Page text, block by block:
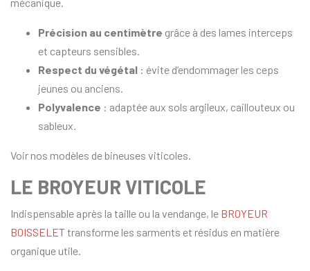
Précision au centimètre grâce à des lames interceps
et capteurs sensibles.
Respect du végétal : évite d’endommager les ceps
jeunes ou anciens.
Polyvalence : adaptée aux sols argileux, caillouteux ou
sableux.
Voir nos modèles de bineuses viticoles.
LE BROYEUR VITICOLE
Indispensable après la taille ou la vendange, le BROYEUR
BOISSELETtransforme les sarments et résidus en matière
organique utile.